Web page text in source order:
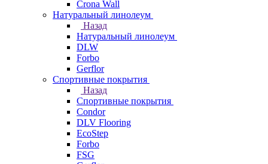
Crona Wall
Натуральный линолеум
Назад
Натуральный линолеум
DLW
Forbo
Gerflor
Спортивные покрытия
Назад
Спортивные покрытия
Condor
DLV Flooring
EcoStep
Forbo
FSG